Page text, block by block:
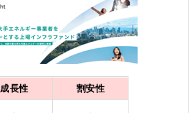
成長性 割安性